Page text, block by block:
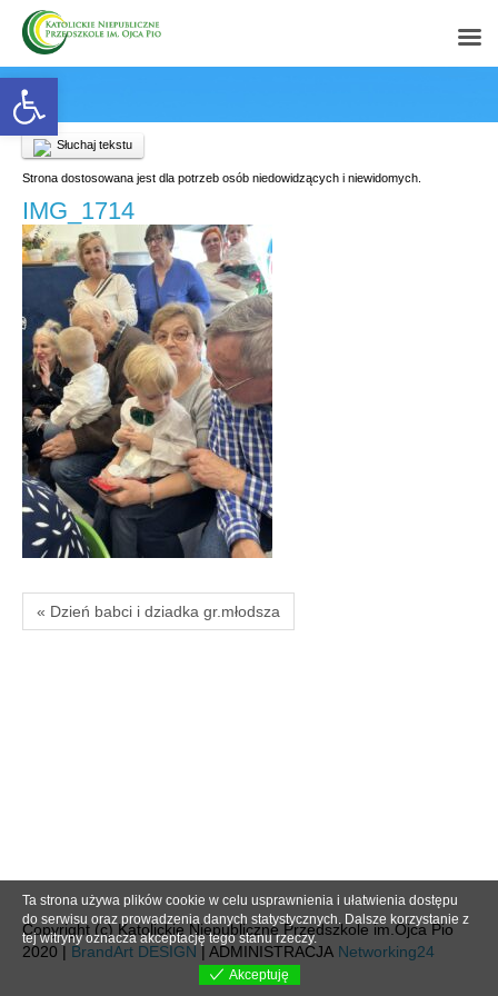
Open toolbar
Słuchaj tekstu
Strona dostosowana jest dla potrzeb osób niedowidzących i niewidomych.
IMG_1714
« Dzień babci i dziadka gr.młodsza
Copyright (c) Katolickie Niepubliczne Przedszkole im.Ojca Pio
2020 | BrandArt DESIGN | ADMINISTRACJA Networking24
Ta strona używa plików cookie w celu usprawnienia i ułatwienia dostępu
do serwisu oraz prowadzenia danych statystycznych. Dalsze korzystanie z
tej witryny oznacza akceptację tego stanu rzeczy.
Akceptuję